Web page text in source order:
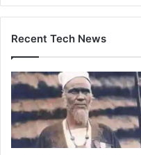
Recent Tech News